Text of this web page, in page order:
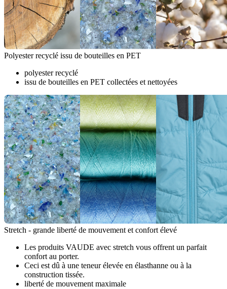
Polyester recyclé issu de bouteilles en PET
polyester recyclé
issu de bouteilles en PET collectées et nettoyées
Stretch - grande liberté de mouvement et confort élevé
Les produits VAUDE avec stretch vous offrent un parfait
confort au porter.
Ceci est dû à une teneur élevée en élasthanne ou à la
construction tissée.
liberté de mouvement maximale